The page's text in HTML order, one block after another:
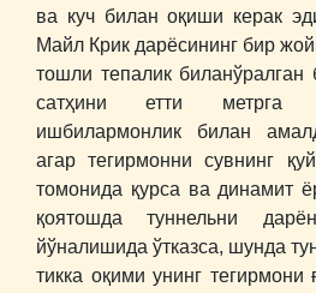
ва куч билан оқиши керак
Майл Крик дарёсининг бир
тошли тепалик биланўралган
сатҳини етти метрга
ишбилармонлик билан
агар тегирмонни сувнинг
томонида қурса ва динамит
қоятошда туннельни
йўналишида ўтказса, шунда
тикка оқими унинг тегирмони